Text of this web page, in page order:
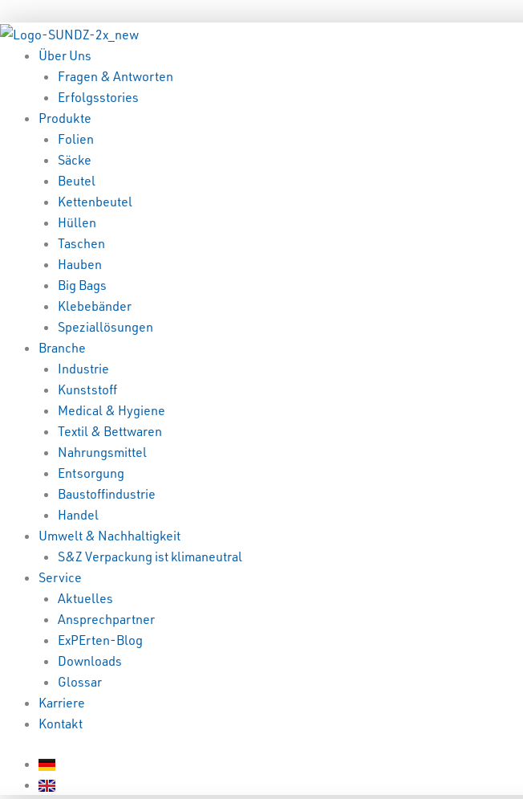
Inhalt
springenÜber Uns
Fragen & Antworten
Erfolgsstories
Produkte
Folien
Säcke
Beutel
Kettenbeutel
Hüllen
Taschen
Hauben
Big Bags
Klebebänder
Speziallösungen
Branche
Industrie
Kunststoff
Medical & Hygiene
Textil & Bettwaren
Nahrungsmittel
Entsorgung
Baustoffindustrie
Handel
Umwelt & Nachhaltigkeit
S&Z Verpackung ist klimaneutral
Service
Aktuelles
Ansprechpartner
ExPErten-Blog
Downloads
Glossar
Karriere
Kontakt